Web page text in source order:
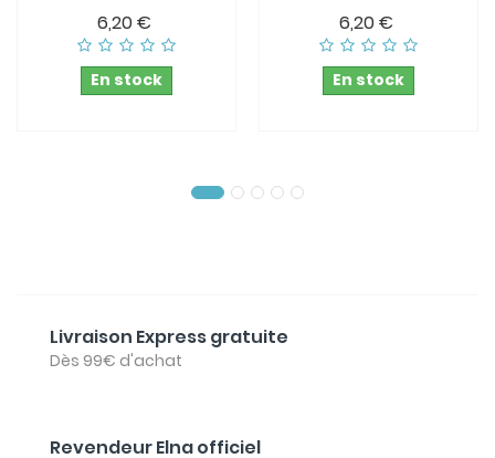
6,20 €
En stock
6,20 €
En stock
Livraison Express gratuite
Dès 99€ d'achat
Revendeur Elna officiel